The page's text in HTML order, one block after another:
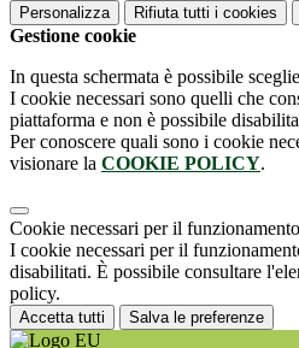
Personalizza Rifiuta tutti i cookies
Gestione cookie
In questa schermata è possibile
I cookie necessari sono quelli che
piattaforma e non è possibile
Per conoscere quali sono i cookie
visionare la COOKIE POLICY.
Cookie necessari per il funzionamento
I cookie necessari per il
disabilitati. È possibile consultare
policy.
Accetta tutti Salva le preferenze